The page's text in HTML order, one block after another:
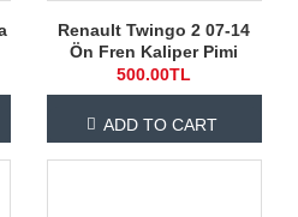
Renault Twingo 2 07-14
Ön Fren Kaliper Pimi
500.00TL
ADD TO CART